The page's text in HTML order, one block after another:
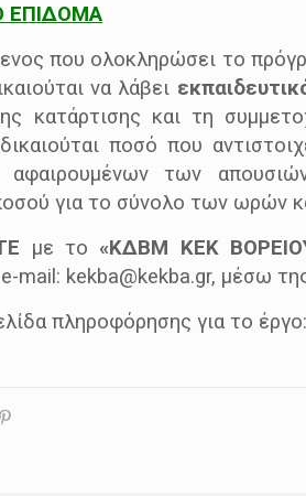
ΕΠΙΔΟΜΑ
που ολοκληρώσει το
να λάβει
κατάρτισης και τη
ποσό που
αφαιρουμένων των
για το σύνολο των ωρών
με το«ΚΔΒΜ ΚΕΚ
mail: kekba@kekba.gr, μέσω
πληροφόρησης για το έργο: